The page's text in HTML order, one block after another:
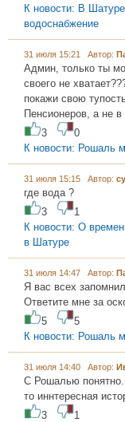
К новости: В
водоснабжение
31 июля 15:21 Автор:
Админ, только ты
своего не
покажи свою
Пенсионеров, а не в
3
0
К новости: Рошаль
31 июля 15:15 Автор:
где вода ?
3
1
К новости: О
в Шатуре
31 июля 14:47 Автор:
Я вас всех
Ответите мне за
5
5
К новости: Рошаль
31 июля 14:40 Автор:
С Рошалью
то иннтересная
3
1